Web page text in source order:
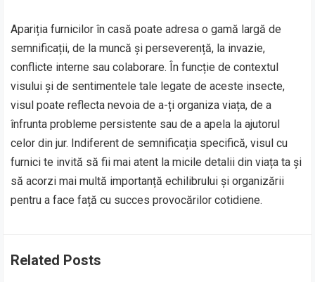
Apariția furnicilor în casă poate adresa o gamă largă de
semnificații, de la muncă și perseverență, la invazie,
conflicte interne sau colaborare. În funcție de contextul
visului și de sentimentele tale legate de aceste insecte,
visul poate reflecta nevoia de a-ți organiza viața, de a
înfrunta probleme persistente sau de a apela la ajutorul
celor din jur. Indiferent de semnificația specifică, visul cu
furnici te invită să fii mai atent la micile detalii din viața ta și
să acorzi mai multă importanță echilibrului și organizării
pentru a face față cu succes provocărilor cotidiene.
Related Posts